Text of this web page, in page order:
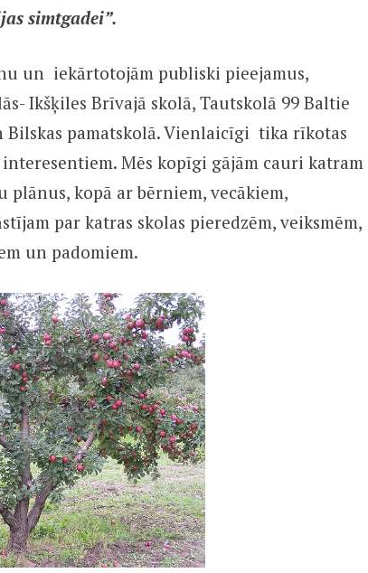
simtgadei”.
un iekārtotojām publiski pieejamus,
Ikšķiles Brīvajā skolā, Tautskolā 99 Baltie
pamatskolā. Vienlaicīgi tika rīkotas
Mēs kopīgi gājām cauri katram
plānus, kopā ar bērniem, vecākiem,
par katras skolas pieredzēm, veiksmēm,
un padomiem.